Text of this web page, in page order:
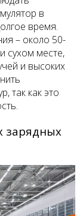
в
время.
– около 50-
сухом месте,
и высоких
так как это
зарядных